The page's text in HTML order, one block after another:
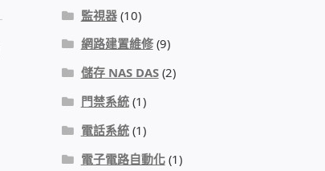
監視器(10)
網路建置維修(9)
儲存 NAS DAS(2)
門禁系統(1)
電話系統(1)
電子電路自動化(1)